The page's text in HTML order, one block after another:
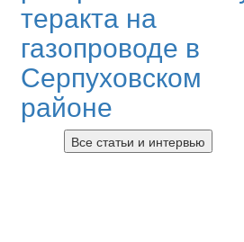
теракта на
газопроводе в
Серпуховском
районе
Все статьи и интервью